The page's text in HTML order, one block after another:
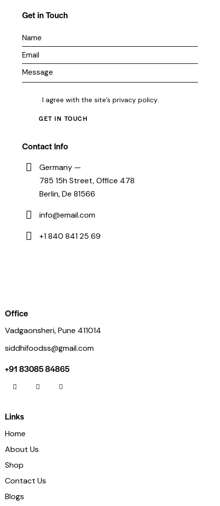
Get in Touch
I agree with the site’sprivacy policy.
Contact Info
Germany —
785 15h Street, Office 478
Berlin, De 81566
info@email.com
+1 840 841 25 69
Office
Vadgaonsheri, Pune 411014
siddhifoodss@gmail.com
+91 83085 84865
Links
Home
About Us
Shop
Contact Us
Blogs